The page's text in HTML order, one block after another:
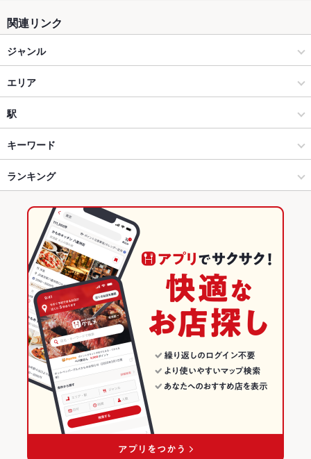
関連リンク
ジャンル
ダイニングバー・バル
洋・和洋・各国料理・その他
高田馬場 × ダイニングバー・バル
高田馬場 × 洋・和洋・各国料理・その他
高田馬場駅 × ダイニングバー・バル
高田馬場駅 × 洋・和洋・各国料理・その他
居酒屋
洋・和洋・各国料理・その他
高田馬場 × 居酒屋
高田馬場 × 洋・和洋・各国料理・その他
高田馬場駅 × 居酒屋
高田馬場駅 × 洋・和洋・各国料理・その他
エリア
高田馬場駅
高田馬場駅 × ダイニングバー・バル
高田馬場駅 × 洋・和洋・各国料理・その他
高田馬場駅 × 居酒屋
高田馬場駅 × 洋・和洋・各国料理・その他
東京 × ダイニングバー・バル
東京 × 洋・和洋・各国料理・その他
東京 × 居酒屋
東京 × 洋・和洋・各国料理・その他
駅
学習院下駅
高田馬場駅
西早稲田駅
キーワード
エビ料理
マルゲリータ ラムチョップ
デザート チーズフォンデュ サンドイッチ
チーズケーキ Tボーンステーキ
ランキング
東京のグルメランキング
東京のダイニングバー・バルランキング
高田馬場のグルメランキング
高田馬場のダイニングバー・バルランキング
高田馬場駅のグルメランキング
高田馬場駅のダイニングバー・バルランキング